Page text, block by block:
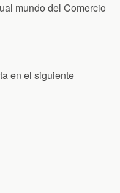
mundo del Comercio
en el siguiente